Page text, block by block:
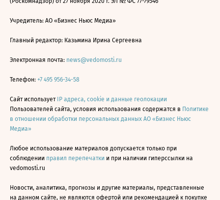
Учредитель: АО «Бизнес Ньюс Медиа»
Главный редактор: Казьмина Ирина Сергеевна
Электронная почта: news@vedomosti.ru
Телефон: +7 495 956-34-58
Сайт использует IP адреса, cookie и данные геолокации
Пользователей сайта, условия использования содержатся в Политике
в отношении обработки персональных данных АО «Бизнес Ньюс
Медиа»
Любое использование материалов допускается только при
соблюдении правил перепечатки и при наличии гиперссылки на
vedomosti.ru
Новости, аналитика, прогнозы и другие материалы, представленные
на данном сайте, не являются офертой или рекомендацией к покупке